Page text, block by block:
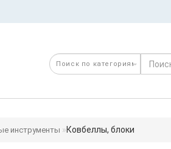
инструменты Ковбеллы, блоки